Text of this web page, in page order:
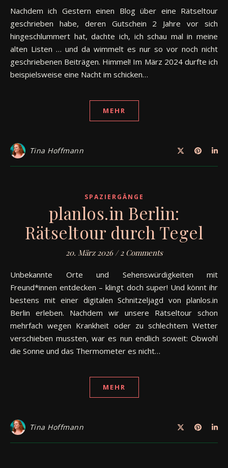
Nachdem ich Gestern einen Blog über eine Rätseltour
geschrieben habe, deren Gutschein 2 Jahre vor sich
hingeschlummert hat, dachte ich, ich schau mal in meine
alten Listen … und da wimmelt es nur so vor noch nicht
geschriebenen Beiträgen. Himmel! Im März 2024 durfte ich
beispielsweise eine Nacht im schicken…
MEHR
Tina Hoffmann
SPAZIERGÄNGE
planlos.in Berlin:
Rätseltour durch Tegel
20. März 2026 / 2 Comments
Unbekannte Orte und Sehenswürdigkeiten mit
Freund*innen entdecken – klingt doch super! Und könnt ihr
bestens mit einer digitalen Schnitzeljagd von planlos.in
Berlin erleben. Nachdem wir unsere Rätseltour schon
mehrfach wegen Krankheit oder zu schlechtem Wetter
verschieben mussten, war es nun endlich soweit: Obwohl
die Sonne und das Thermometer es nicht…
MEHR
Tina Hoffmann